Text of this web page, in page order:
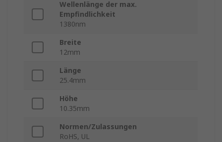
Wellenlänge der max.
Empfindlichkeit
1380nm
Breite
12mm
Länge
25.4mm
Höhe
10.35mm
Normen/Zulassungen
RoHS, UL